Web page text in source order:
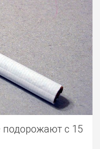
подорожают с 15